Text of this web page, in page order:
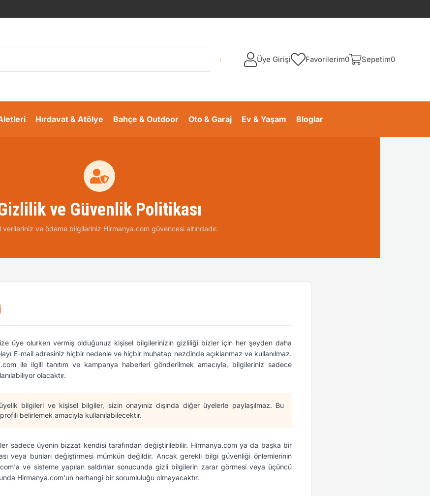
Üye Girişi Favorilerim0 Sepetim0
Hırdavat & Atölye Bahçe & Outdoor Oto & Garaj Ev & Yaşam Bloglar
ve Güvenlik Politikası
verileriniz ve ödeme bilgileriniz Hirmanya.com güvencesi altındadır.
üye olurken vermiş olduğunuz kişisel bilgilerinizin gizliliği bizler için her şeyden daha
E-mail adresiniz hiçbir nedenle ve hiçbir muhatap nezdinde açıklanmaz ve kullanılmaz.
ile ilgili tanıtım ve kampanya haberleri gönderilmek amacıyla, bilgileriniz sadece
olacaktır.
bilgileri ve kişisel bilgiler, sizin onayınız dışında diğer üyelerle paylaşılmaz. Bu
belirlemek amacıyla kullanılabilecektir.
sadece üyenin bizzat kendisi tarafından değiştirilebilir. Hirmanya.com ya da başka bir
veya bunları değiştirmesi mümkün değildir. Ancak gerekli bilgi güvenliği önlemlerinin
ve sisteme yapılan saldırılar sonucunda gizli bilgilerin zarar görmesi veya üçüncü
Hirmanya.com'un herhangi bir sorumluluğu olmayacaktır.